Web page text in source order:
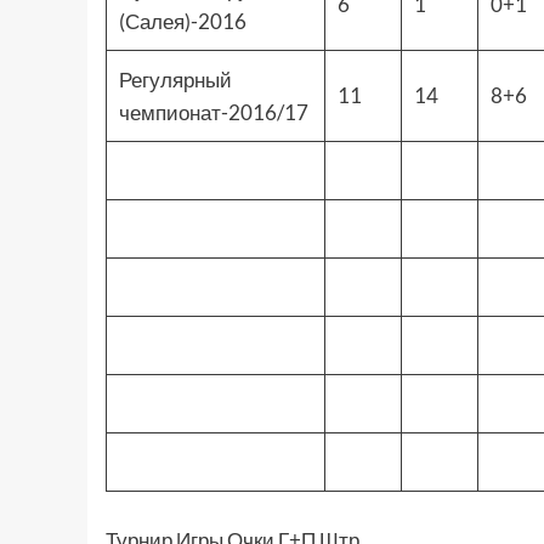
(Салея)-2016
Регулярный
чемпионат-2016/17
11 14 8+6